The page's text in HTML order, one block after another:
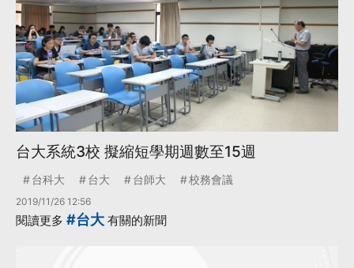
台大系統3校 擬縮短學期週數至15週
台科大 台大 台師大 校務會議
2019/11/26 12:56
閱讀更多 #台大 有關的新聞